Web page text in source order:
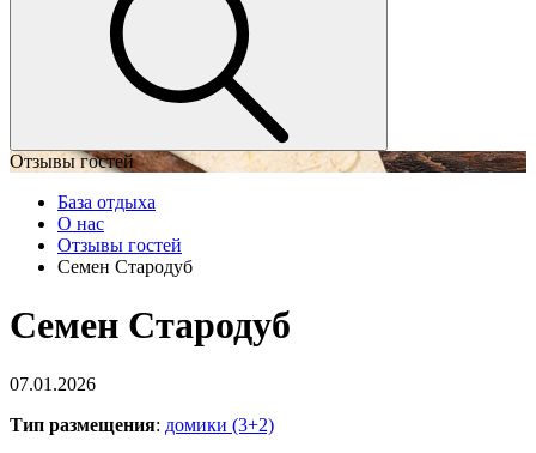
Отзывы гостей
База отдыха
О нас
Отзывы гостей
Семен Стародуб
Семен Стародуб
07.01.2026
Тип размещения: домики (3+2)